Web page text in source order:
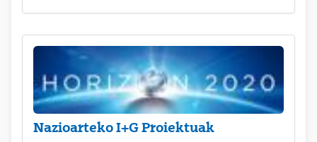
Nazioarteko I+G Proiektuak